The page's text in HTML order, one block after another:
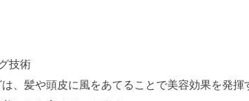
技術
、髪や頭皮に風をあてることで美容効果を発揮